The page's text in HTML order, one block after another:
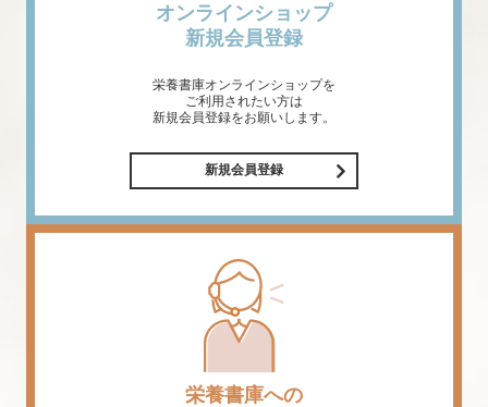
オンラインショップ
新規会員登録
栄養書庫オンラインショップを
ご利用されたい方は
新規会員登録をお願いします。
新規会員登録
栄養書庫への